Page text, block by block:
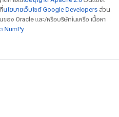
นโยบายเว็บไซต์ Google Developers ส่วน
ของ Oracle และ/หรือบริษัทในเครือ เนื้อหา
NumPy